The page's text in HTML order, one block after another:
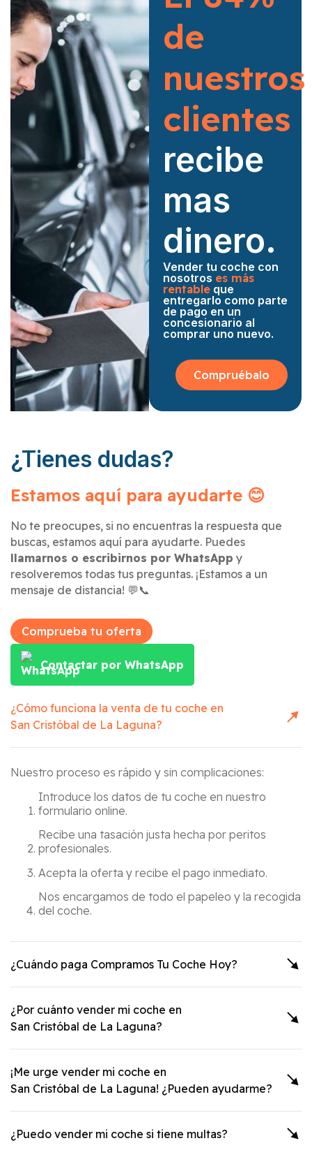
de
nuestros
clientes
recibe
mas
dinero.
Vender tu coche con
nosotros es más
rentableque
entregarlo como parte
de pago en un
concesionario al
comprar uno nuevo.
Compruébalo
¿Tienes dudas?
Estamos aquí para ayudarte 😊
No te preocupes, si no encuentras la respuesta que
buscas, estamos aquí para ayudarte. Puedes
llamarnos o escribirnos por WhatsApp y
resolveremos todas tus preguntas. ¡Estamos a un
mensaje de distancia! 💬📞
Comprueba tu oferta
Contactar por WhatsApp
¿Cómo funciona la venta de tu coche en
San Cristóbal de La Laguna?
Nuestro proceso es rápido y sin complicaciones:
Introduce los datos de tu coche en nuestro
formulario online.
Recibe una tasación justa hecha por peritos
profesionales.
Acepta la oferta y recibe el pago inmediato.
Nos encargamos de todo el papeleo y la recogida
del coche.
¿Cuándo paga Compramos Tu Coche Hoy?
¿Por cuánto vender mi coche en
San Cristóbal de La Laguna?
¡Me urge vender mi coche en
San Cristóbal de La Laguna! ¿Pueden ayudarme?
¿Puedo vender mi coche si tiene multas?